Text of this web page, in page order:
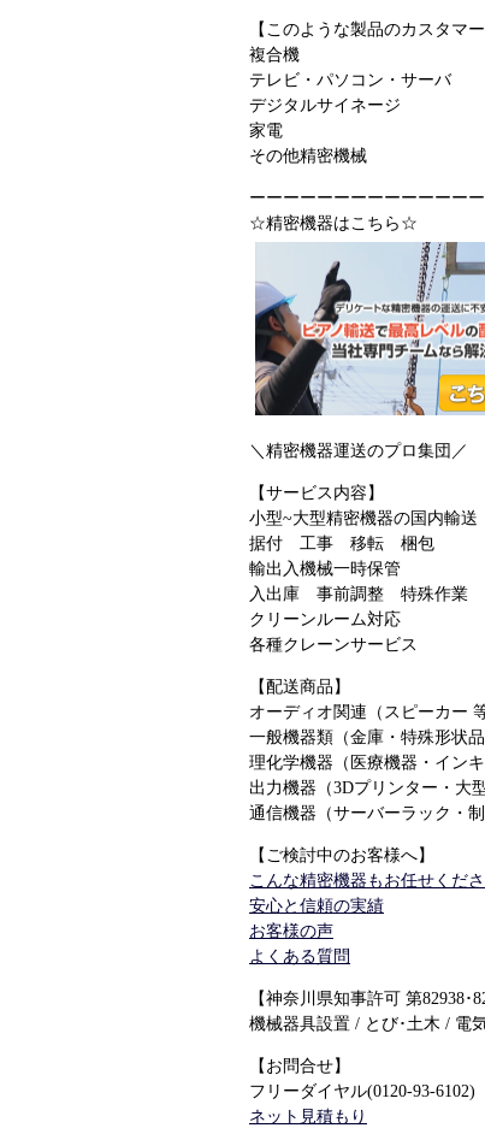
【このような製品のカスタマ
複合機
テレビ・パソコン・サーバ
デジタルサイネージ
家電
その他精密機械
ーーーーーーーーーーーーー
☆精密機器はこちら☆
＼精密機器運送のプロ集団／
【サービス内容】
小型~大型精密機器の国内輸送
据付 工事 移転 梱包
輸出入機械一時保管
入出庫 事前調整 特殊作業
クリーンルーム対応
各種クレーンサービス
【配送商品】
オーディオ関連（スピーカー 等
一般機器類（金庫・特殊形状
理化学機器（医療機器・イン
出力機器（3Dプリンター・大
通信機器（サーバーラック・
【ご検討中のお客様へ】
こんな精密機器もお任せくださ
安心と信頼の実績
お客様の声
よくある質問
【神奈川県知事許可 第82938･
機械器具設置 / とび･土木 / 電
【お問合せ】
フリーダイヤル(0120-93-6102)
ネット見積もり